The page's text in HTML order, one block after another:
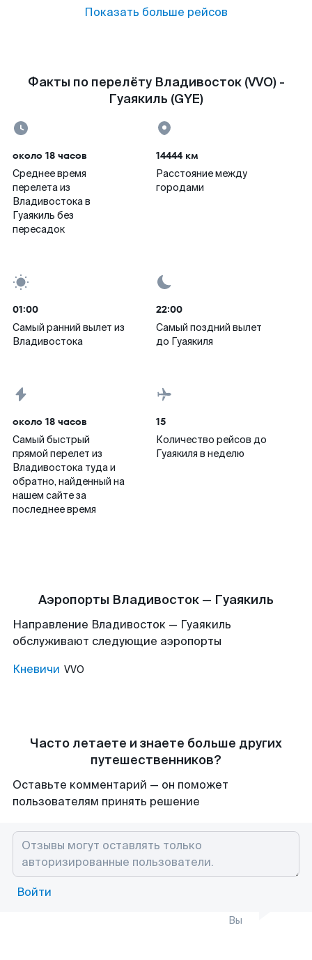
Показать больше рейсов
Факты по перелёту Владивосток (VVO) -
Гуаякиль (GYE)
около 18 часов
Среднее время
перелета из
Владивостока в
Гуаякиль без
пересадок
14444 км
Расстояние между
городами
01:00
Самый ранний вылет из
Владивостока
22:00
Самый поздний вылет
до Гуаякиля
около 18 часов
Самый быстрый
прямой перелет из
Владивостока туда и
обратно, найденный на
нашем сайте за
последнее время
15
Количество рейсов до
Гуаякиля в неделю
Аэропорты Владивосток — Гуаякиль
Направление Владивосток — Гуаякиль
обслуживают следующие аэропорты
Кневичи VVO
Часто летаете и знаете больше других
путешественников?
Оставьте комментарий — он поможет
пользователям принять решение
Войти
Вы